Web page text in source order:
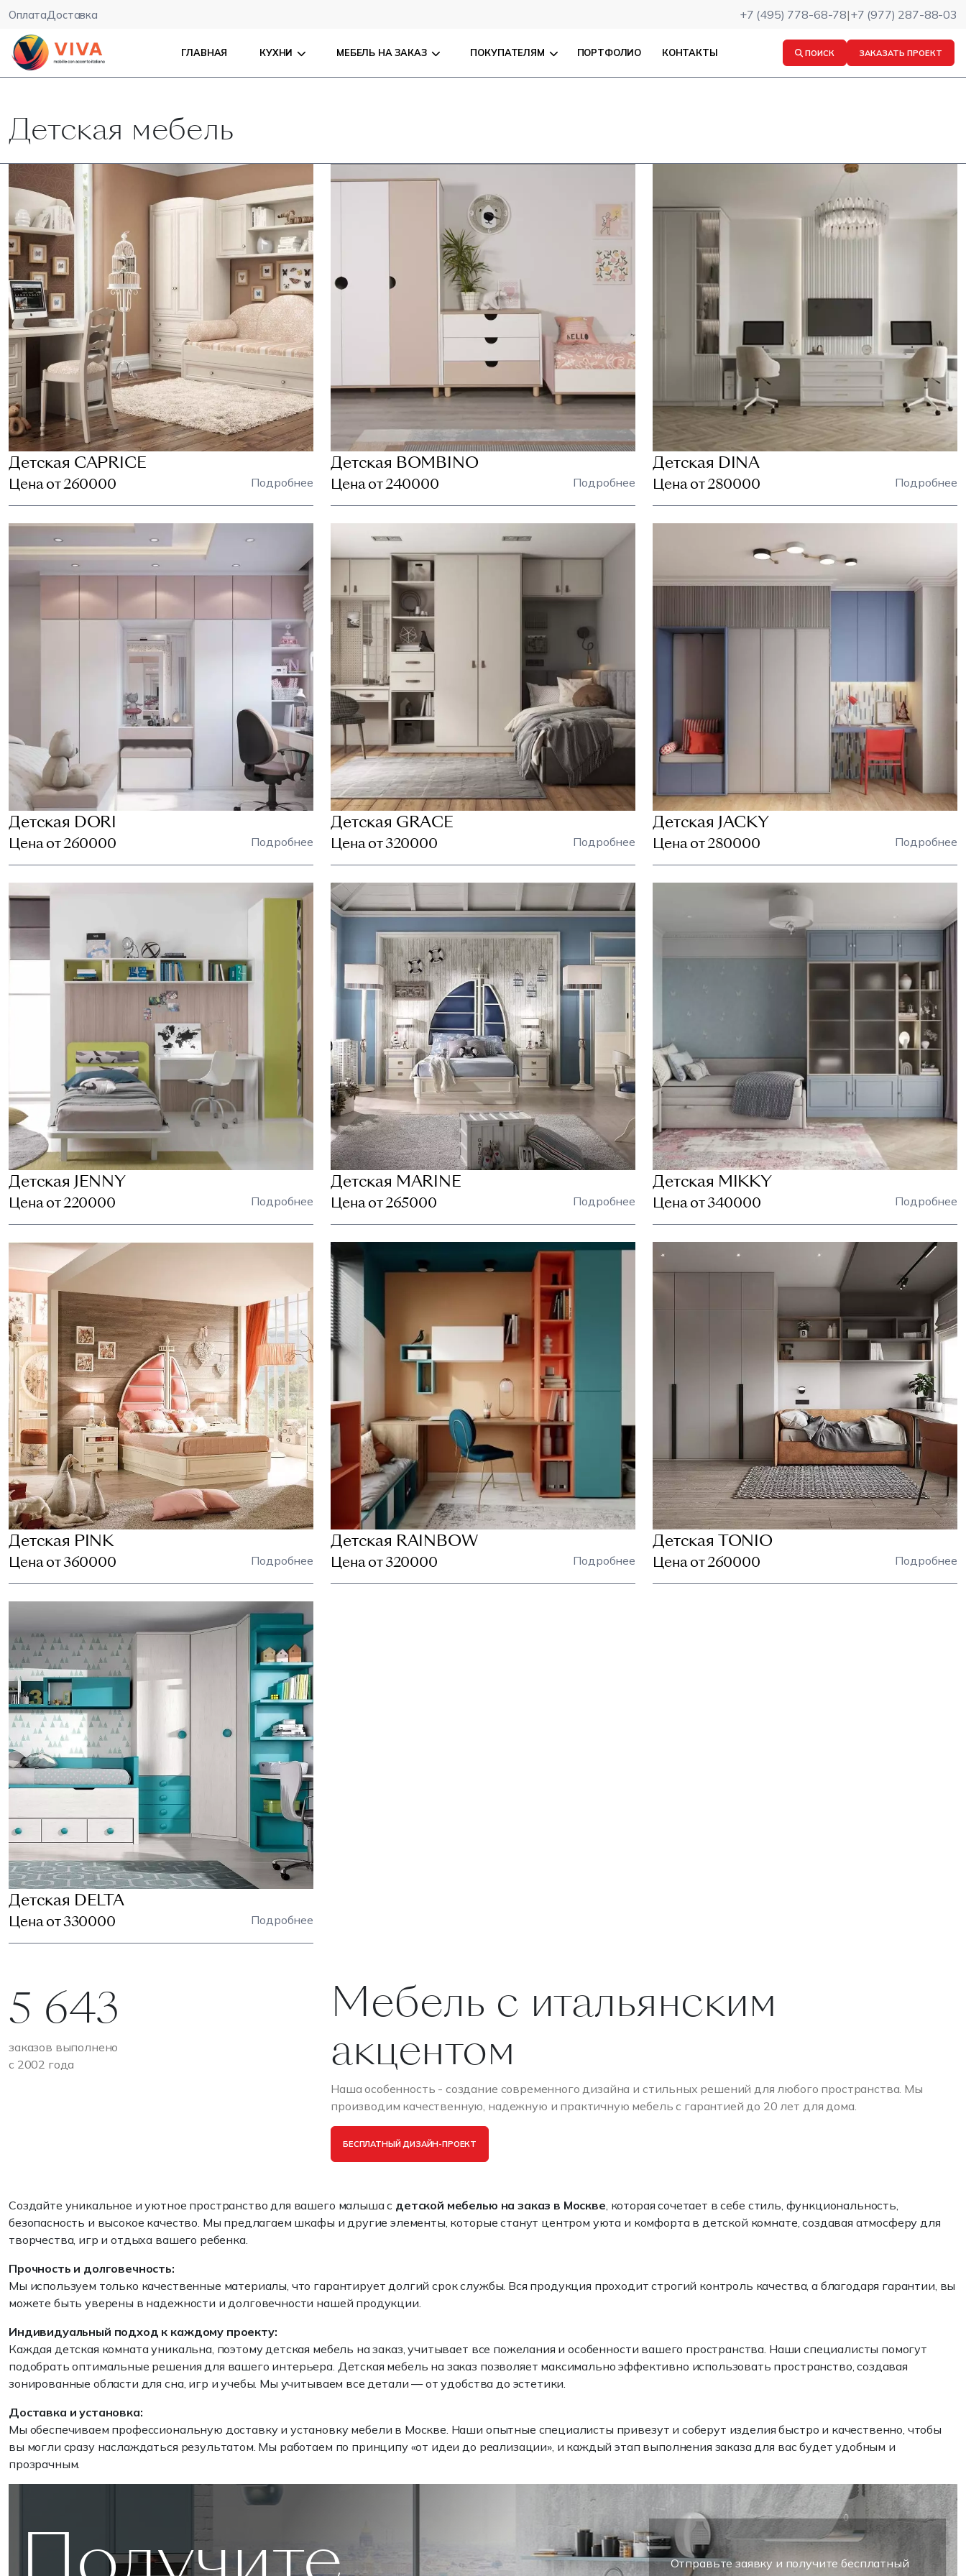
ОплатаДоставка +7 (495) 778-68-78|+7 (977) 287-88-03
ГЛАВНАЯ КУХНИ МЕБЕЛЬ НА ЗАКАЗ ПОКУПАТЕЛЯМ ПОРТФОЛИО КОНТАКТЫ ПОИСК ЗАКАЗАТЬ ПРОЕКТ
Детская мебель
Детская CAPRICE
Цена от 260000 Подробнее
Детская BOMBINO
Цена от 240000 Подробнее
Детская DINA
Цена от 280000 Подробнее
Детская DORI
Цена от 260000 Подробнее
Детская GRACE
Цена от 320000 Подробнее
Детская JACKY
Цена от 280000 Подробнее
Детская JENNY
Цена от 220000 Подробнее
Детская MARINE
Цена от 265000 Подробнее
Детская MIKKY
Цена от 340000 Подробнее
Детская PINK
Цена от 360000 Подробнее
Детская RAINBOW
Цена от 320000 Подробнее
Детская TONIO
Цена от 260000 Подробнее
Детская DELTA
Цена от 330000 Подробнее
5 643
заказов выполнено
с 2002 года
Мебель с итальянским
акцентом
Наша особенность - создание современного дизайна и стильных решений для любого пространства. Мы
производим качественную, надежную и практичную мебель с гарантией до 20 лет для дома.
БЕСПЛАТНЫЙ ДИЗАЙН-ПРОЕКТ
Создайте уникальное и уютное пространство для вашего малыша с детской мебелью на заказ в Москве, которая сочетает в себе стиль, функциональность,
безопасность и высокое качество. Мы предлагаем шкафы и другие элементы, которые станут центром уюта и комфорта в детской комнате, создавая атмосферу для
творчества, игр и отдыха вашего ребенка.
Прочность и долговечность:
Мы используем только качественные материалы, что гарантирует долгий срок службы. Вся продукция проходит строгий контроль качества, а благодаря гарантии, вы
можете быть уверены в надежности и долговечности нашей продукции.
Индивидуальный подход к каждому проекту:
Каждая детская комната уникальна, поэтому детская мебель на заказ, учитывает все пожелания и особенности вашего пространства. Наши специалисты помогут
подобрать оптимальные решения для вашего интерьера. Детская мебель на заказ позволяет максимально эффективно использовать пространство, создавая
зонированные области для сна, игр и учебы. Мы учитываем все детали — от удобства до эстетики.
Доставка и установка:
Мы обеспечиваем профессиональную доставку и установку мебели в Москве. Наши опытные специалисты привезут и соберут изделия быстро и качественно, чтобы
вы могли сразу наслаждаться результатом. Мы работаем по принципу «от идеи до реализации», и каждый этап выполнения заказа для вас будет удобным и
прозрачным.
Отправьте заявку и получите бесплатный